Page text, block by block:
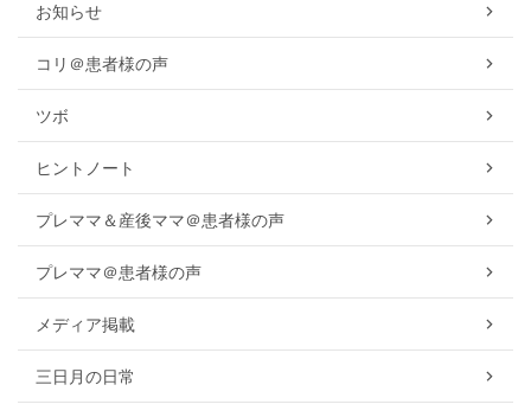
お知らせ
コリ＠患者様の声
ツボ
ヒントノート
プレママ＆産後ママ＠患者様の声
プレママ＠患者様の声
メディア掲載
三日月の日常